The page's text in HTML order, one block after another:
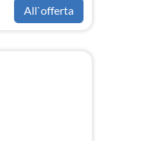
All`offerta